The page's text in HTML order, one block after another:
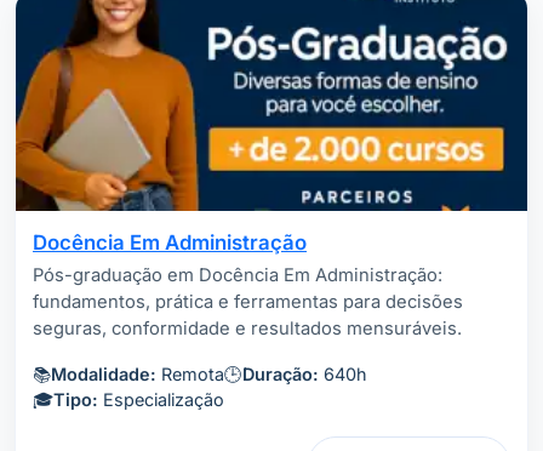
Docência Em Administração
Pós-graduação em Docência Em Administração:
fundamentos, prática e ferramentas para decisões
seguras, conformidade e resultados mensuráveis.
📚Modalidade: Remota🕒Duração: 640h
🎓Tipo: Especialização